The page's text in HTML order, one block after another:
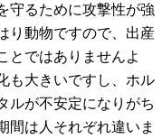
守るために攻撃性が強
り動物ですので、出産
とではありませんよ
も大きいですし、ホル
ルが不安定になりがち
間は人それぞれ違いま